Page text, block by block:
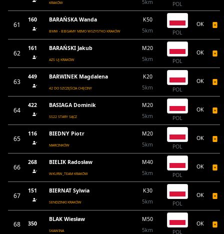
KRAKÓW 5km POL
61
160 BARAŃSKA Wanda
BMW - BIEGAMY MIMO WSZYSTKO KRAKÓW
K50
5km
POL
OK
62
161 BARAŃSKI Jakub
AZS UJ KRAKÓW
M20
5km
POL
OK
63
449 BARWINEK Magdalena
42 DO SZCZĘŚCIA CHĘCINY
K20
5km
POL
OK
64
422 BASIAGA Dominik
SS22 STARY SĄCZ
M20
5km
POL
OK
65
116 BIEDNY Piotr
MARCINKÓW
M20
5km
POL
OK
66
268 BIELIK Radosław
WKURW_TEAM KRAKÓW
M40
5km
POL
OK
67
151 BIERNAT Sylwia
SENDZINKI KRAKÓW
K30
5km
POL
OK
68 350
BLAK Wiesław
SKAWINA
M50
5km
POL
OK